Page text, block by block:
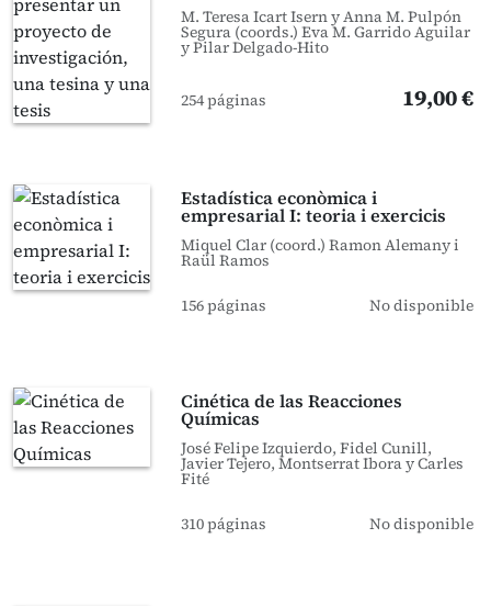
M. Teresa Icart Isern y Anna M. Pulpón
Segura (coords.) Eva M. Garrido Aguilar
y Pilar Delgado-Hito
254 páginas 19,00 €
Estadística econòmica i
empresarial I: teoria i exercicis
Miquel Clar (coord.) Ramon Alemany i
Raül Ramos
156 páginas No disponible
Cinética de las Reacciones
Químicas
José Felipe Izquierdo, Fidel Cunill,
Javier Tejero, Montserrat Ibora y Carles
Fité
310 páginas No disponible